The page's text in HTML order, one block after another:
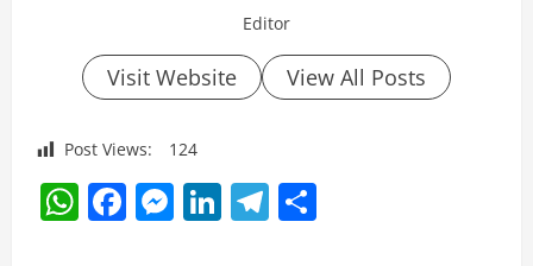
Editor
Visit Website View All Posts
Post Views: 124
WhatsApp
Facebook
Messenger
LinkedIn
Telegram